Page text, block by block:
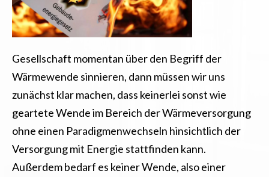
Gesellschaft momentan über den Begriff der
Wärmewende sinnieren, dann müssen wir uns
zunächst klar machen, dass keinerlei sonst wie
geartete Wende im Bereich der Wärmeversorgung
ohne einen Paradigmenwechseln hinsichtlich der
Versorgung mit Energie stattfinden kann.
Außerdem bedarf es keiner Wende, also einer